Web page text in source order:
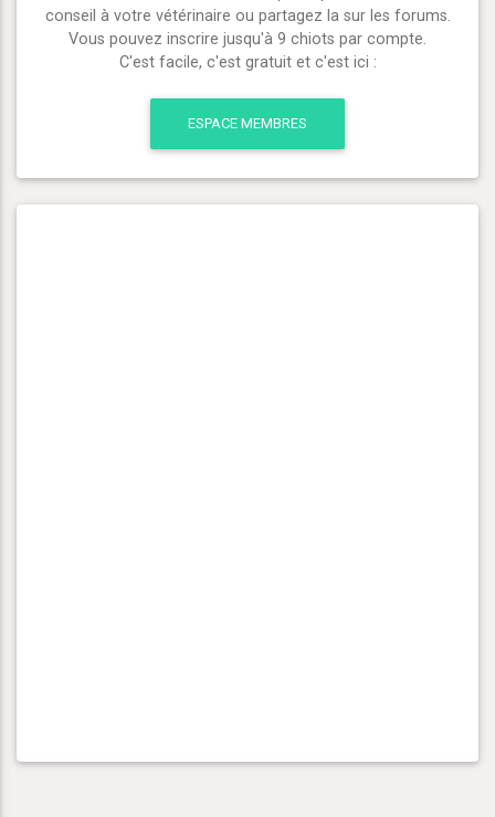
conseil à votre vétérinaire ou partagez la sur les forums.
Vous pouvez inscrire jusqu'à 9 chiots par compte.
C'est facile, c'est gratuit et c'est ici :
ESPACE MEMBRES